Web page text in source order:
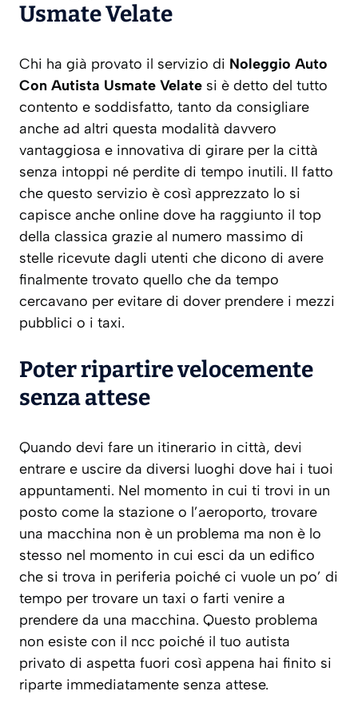
Usmate Velate
Chi ha già provato il servizio di Noleggio Auto
Con Autista Usmate Velate si è detto del tutto
contento e soddisfatto, tanto da consigliare
anche ad altri questa modalità davvero
vantaggiosa e innovativa di girare per la città
senza intoppi né perdite di tempo inutili. Il fatto
che questo servizio è così apprezzato lo si
capisce anche online dove ha raggiunto il top
della classica grazie al numero massimo di
stelle ricevute dagli utenti che dicono di avere
finalmente trovato quello che da tempo
cercavano per evitare di dover prendere i mezzi
pubblici o i taxi.
Poter ripartire velocemente
senza attese
Quando devi fare un itinerario in città, devi
entrare e uscire da diversi luoghi dove hai i tuoi
appuntamenti. Nel momento in cui ti trovi in un
posto come la stazione o l’aeroporto, trovare
una macchina non è un problema ma non è lo
stesso nel momento in cui esci da un edifico
che si trova in periferia poiché ci vuole un po’ di
tempo per trovare un taxi o farti venire a
prendere da una macchina. Questo problema
non esiste con il ncc poiché il tuo autista
privato di aspetta fuori così appena hai finito si
riparte immediatamente senza attese.